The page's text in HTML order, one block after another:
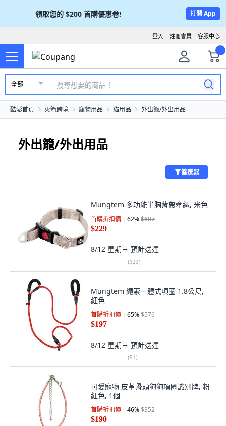
領取您的 $200 首購優惠卷! 打開 App
客服中心
註冊會員
登入
全部
酷澎首頁 火箭跨境 寵物用品 貓用品 外出籠/外出用品
外出籠/外出用品
篩選器
Mungtem 多功能半胸背帶牽繩, 米色
首購折扣價 62%$607
$229
8/12 星期三 預計送達
(123)
Mungtem 繩索一體式項圈 1.8公尺,
紅色
首購折扣價 65%$576
$197
8/12 星期三 預計送達
(91)
可愛寵物 皮革骨頭狗狗項圈識別牌, 粉
紅色, 1個
首購折扣價 46%$352
$190